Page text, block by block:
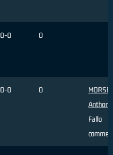
0-0 0
0-0 0
MORSE
Anthony
Fallo